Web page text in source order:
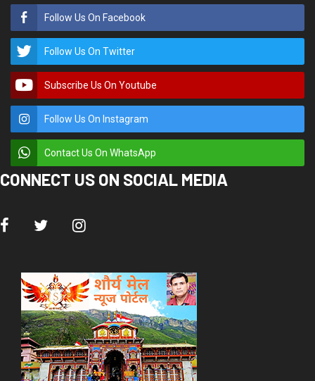
Follow Us On Facebook
Follow Us On Twitter
Subscribe Us On Youtube
Follow Us On Instagram
Contact Us On WhatsApp
CONNECT US ON SOCIAL MEDIA